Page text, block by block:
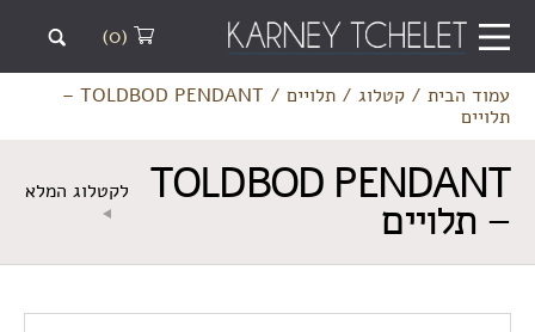
(0)
עמוד הבית/ קטלוג/ תלויים/
TOLDBOD PENDANT –
תלויים
TOLDBOD PENDANT
– תלויים לקטלוג המלא